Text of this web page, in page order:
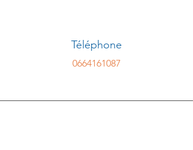
Téléphone
0664161087